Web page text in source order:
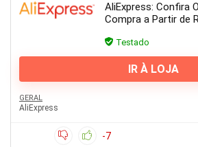
AliExpress: Confira
Compra a Partir de
Testado
IR À LOJA
GERAL
AliExpress
-7